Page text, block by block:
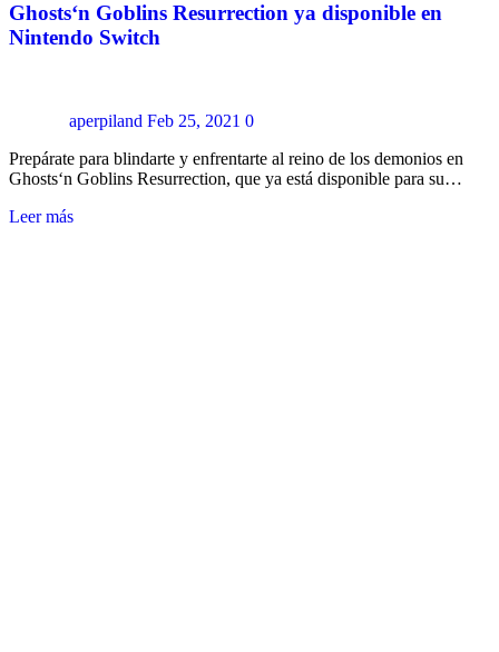
Ghosts‘n Goblins Resurrection ya disponible en
Nintendo Switch
aperpiland Feb 25, 2021 0
Prepárate para blindarte y enfrentarte al reino de los demonios en
Ghosts‘n Goblins Resurrection, que ya está disponible para su…
Leer más